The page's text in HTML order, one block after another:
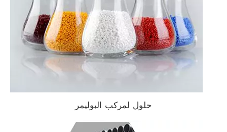
حلول لمركب البوليمر